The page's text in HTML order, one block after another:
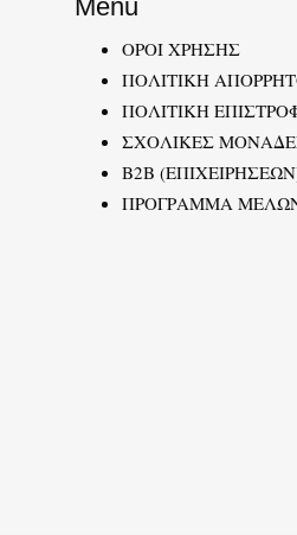
Menu
ΟΡΟΙ ΧΡΗΣΗΣ
ΠΟΛΙΤΙΚΗ
ΠΟΛΙΤΙΚΗ
ΣΧΟΛΙΚΕΣ
B2B
ΠΡΟΓΡΑΜΜΑ ΜΕΛΩΝ